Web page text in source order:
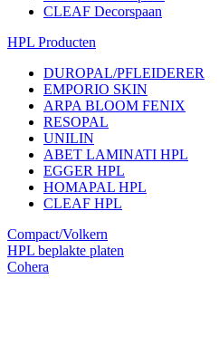
CLEAF Decorspaan
HPL Producten
DUROPAL/PFLEIDERER
EMPORIO SKIN
ARPA BLOOM FENIX
RESOPAL
UNILIN
ABET LAMINATI HPL
EGGER HPL
HOMAPAL HPL
CLEAF HPL
Compact/Volkern
HPL beplakte platen
Cohera